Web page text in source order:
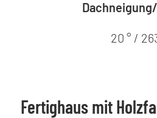
20 ° /
Fertighaus mit